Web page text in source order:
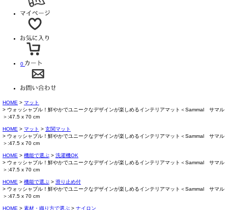
0
HOME
マット
ウォッシャブル！鮮やかでユニークなデザインが楽しめるインテリアマット＜Sammal サマル
＞:47.5 x 70 cm
HOME マット
玄関マット
ウォッシャブル！鮮やかでユニークなデザインが楽しめるインテリアマット＜Sammal サマル
＞:47.5 x 70 cm
HOME 機能で選ぶ
洗濯機OK
ウォッシャブル！鮮やかでユニークなデザインが楽しめるインテリアマット＜Sammal サマル
＞:47.5 x 70 cm
HOME 機能で選ぶ
滑り止め付
ウォッシャブル！鮮やかでユニークなデザインが楽しめるインテリアマット＜Sammal サマル
＞:47.5 x 70 cm
HOME 素材・織り方で選ぶ ナイロン